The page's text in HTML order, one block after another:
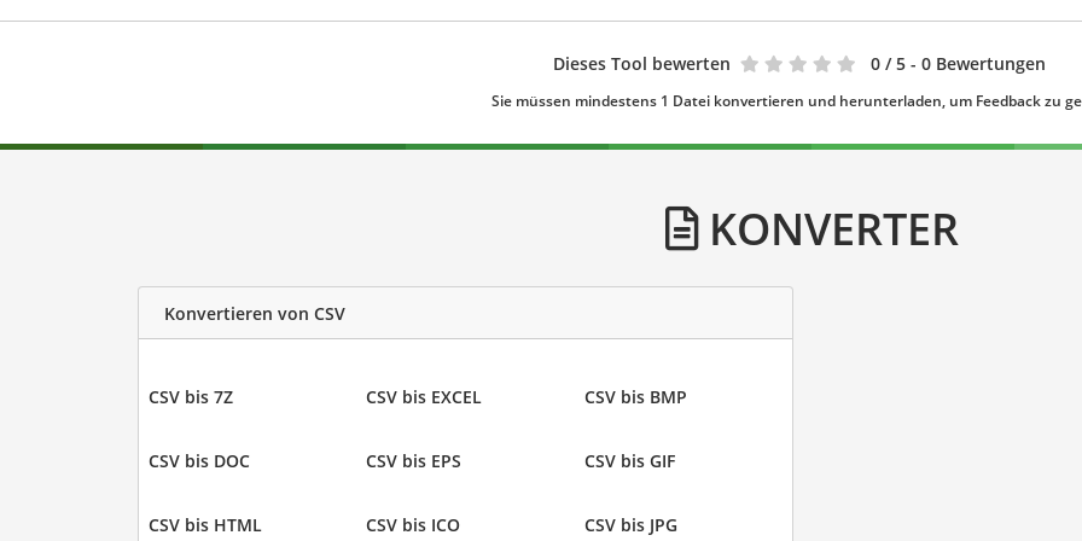
Dieses Tool bewerten 0 / 5 - 0 Bewertungen
Sie müssen mindestens 1 Datei konvertieren und herunterladen, um Feedback zu
KONVERTER
Konvertieren von CSV
CSV bis 7Z CSV bis EXCEL CSV bis BMP
CSV bis DOC CSV bis EPS CSV bis GIF
CSV bis HTML CSV bis ICO CSV bis JPG